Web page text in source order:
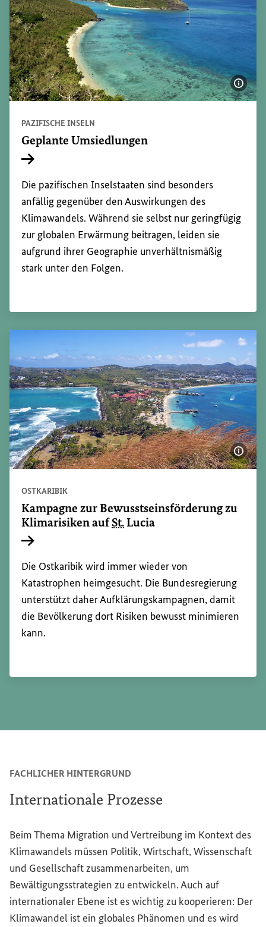
PAZIFISCHE INSELN
Geplante Umsiedlungen
Die pazifischen Inselstaaten sind besonders
anfällig gegenüber den Auswirkungen des
Klimawandels. Während sie selbst nur geringfügig
zur globalen Erwärmung beitragen, leiden sie
aufgrund ihrer Geographie unverhältnismäßig
stark unter den Folgen.
OSTKARIBIK
Kampagne zur Bewusstseinsförderung zu
Klimarisiken aufSt.Lucia
Die Ostkaribik wird immer wieder von
Katastrophen heimgesucht. Die Bundesregierung
unterstützt daher Aufklärungskampagnen, damit
die Bevölkerung dort Risiken bewusst minimieren
kann.
FACHLICHER HINTERGRUND
Internationale Prozesse
Beim Thema Migration und Vertreibung im Kontext des
Klimawandels müssen Politik, Wirtschaft, Wissenschaft
und Gesellschaft zusammenarbeiten, um
Bewältigungsstrategien zu entwickeln. Auch auf
internationaler Ebene ist es wichtig zu kooperieren: Der
Klimawandel ist ein globales Phänomen und es wird